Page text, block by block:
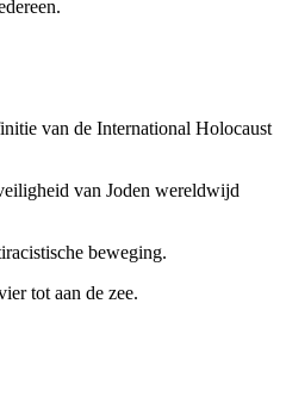
van de International Holocaust
van Joden wereldwijd
beweging.
tot aan de zee.